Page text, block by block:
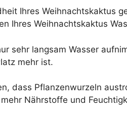
Ihres Weihnachtskaktus
Ihres Weihnachtskaktus
sehr langsam Wasser
mehr ist.
dass Pflanzenwurzeln
Nährstoffe und